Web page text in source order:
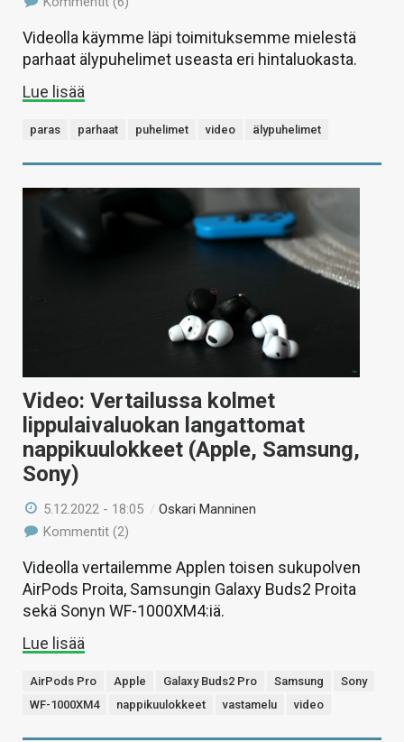
Videolla käymme läpi toimituksemme mielestä
parhaat älypuhelimet useasta eri hintaluokasta.
Lue lisää
paras parhaat puhelimet video älypuhelimet
Video: Vertailussa kolmet
lippulaivaluokan langattomat
nappikuulokkeet (Apple, Samsung,
Sony)
5.12.2022 - 18:05 /Oskari Manninen
Kommentit (2)
Videolla vertailemme Applen toisen sukupolven
AirPods Proita, Samsungin Galaxy Buds2 Proita
sekä Sonyn WF-1000XM4:iä.
Lue lisää
AirPods Pro Apple Galaxy Buds2 Pro Samsung
Sony
WF-1000XM4
nappikuulokkeet vastamelu video